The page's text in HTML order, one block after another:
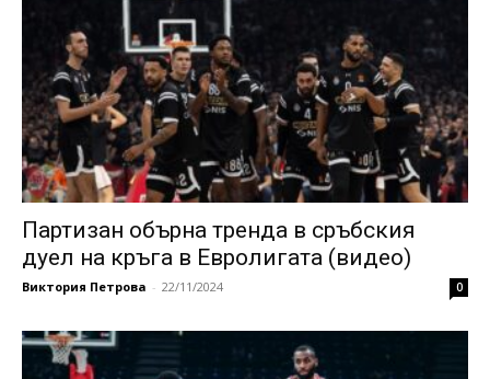
Партизан обърна тренда в сръбския
дуел на кръга в Евролигата (видео)
Виктория Петрова - 22/11/2024 0